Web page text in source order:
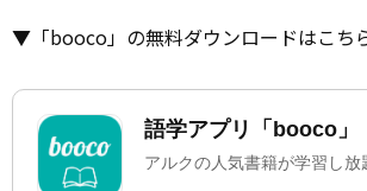
▼「booco」の無料ダウンロードはこち